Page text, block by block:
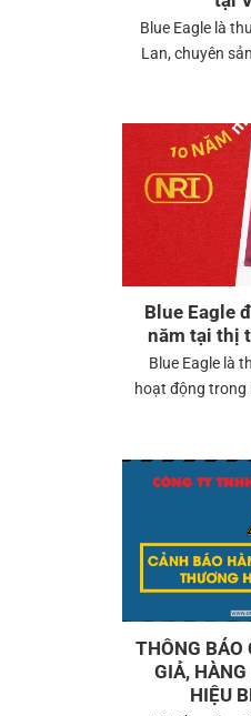
Blue Eagle là
Lan, chuyên
Blue Eagle
năm tại thị
Blue Eagle là
hoạt động trong
THÔNG BÁO
GIẢ,
HIỆU